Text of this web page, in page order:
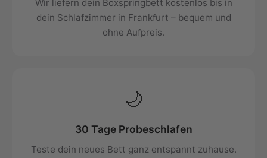
Wir liefern dein Boxspringbett kostenlos bis in
dein Schlafzimmer in Frankfurt – bequem und
ohne Aufpreis.
🌙
30 Tage Probeschlafen
Teste dein neues Bett ganz entspannt zuhause.